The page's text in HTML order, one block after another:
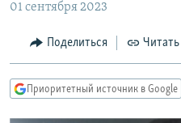
навигации
Вернутся
КУЛЬТУРА
IDEL.РЕАЛИИ
КАВКАЗ.РЕАЛИИ
01 сентября 2023
Поделиться Читать
Приоритетный источник в Google